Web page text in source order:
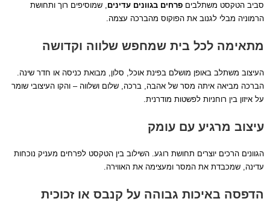
סביב הטקסט משתלבים פרחים בגוונים עדינים, שמוסיפים רוך ותחושת
הרמוניה מבלי לגנוב את הפוקוס מהברכה עצמה.
מתאימה לכל בית שמחפש שלווה וקדושה
העיצוב משתלב באופן מושלם בפינת אוכל, סלון, מבואת כניסה או חדר שינה.
הברכה מביאה איתה מסר של אהבה, ברכה, שלום ושלווה – והקו העיצובי שומר
על איזון בין רוחניות לפשטות מודרנית.
עיצוב מרגיע עם עומק
הגוונים הרכים יוצרים תחושת רוגע. השילוב בין הטקסט לפרחים מעניק נוכחות
עדינה, שמכבדת את המסר ומעצימה את האווירה.
הדפסה באיכות גבוהה על קנבס או זכוכית